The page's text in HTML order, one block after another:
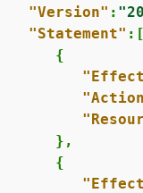
"Version" :
"Statement" :[
{
      },
{